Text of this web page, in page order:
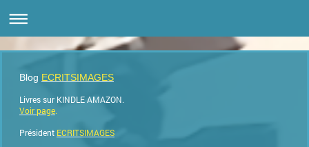
Blog ECRITSIMAGES
Livres sur KINDLE AMAZON.
Voir page.
Président ECRITSIMAGES